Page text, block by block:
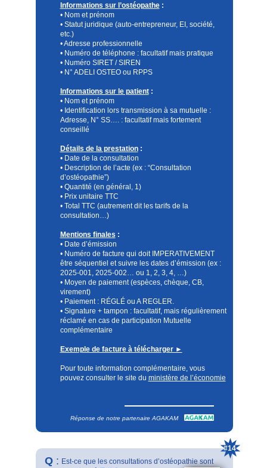
Informations sur l’ostéopathe:
• Nom et prénom
• Statut juridique (auto-entrepreneur, EI, société,
etc.)
• Adresse professionnelle
• Numéro de téléphone : facultatif mais pratique
• Numéro SIRET / SIREN
• N° ADELI OSTEO ou RPPS
Informations sur le patient:
• Nom et prénom
• Identification lors transmission à sa mutuelle :
Adresse, N° SS…. : facultatif mais fortement
conseillé
Détails de la prestation:
• Date de la consultation
• Description de l’acte (ex : “Consultation
d’ostéopathie”)
• Quantité (en général, 1)
• Prix unitaire TTC
• Total TTC (autrement dit les tarifs de la
consultation…)
Mentions finales :
• Date d’émission
• Numéro de facture qui doit IMPERATIVEMENT
être séquentiel et suivre les dates d’émission (ex :
2025-001, 2025-002… ou 1, 2, 3, 4, …)
• Moyen de paiement (espèces, chèque, CB,
virement)
• Paiement : RÉGLÉ ou A REGLER.
• Signature + tampon : facultatif, mais régulièrement
réclamé en cas de participation Mutuelle
complémentaire
Exemple de facture à télécharger ►
Pour toute information complémentaire, vous
pouvez consulter le site du ministère de l’économie
Réponse de notre partenaire AGAKAM
Est-ce que les consultations d’ostéopathie sont
#14
Q: